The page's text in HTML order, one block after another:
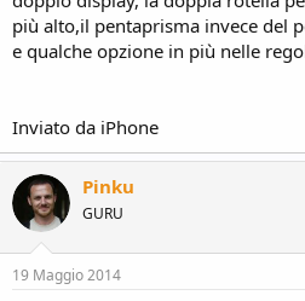
più alto,il pentaprisma invece del
e qualche opzione in più nelle
Inviato da iPhone
Pinku
GURU
19 Maggio 2014